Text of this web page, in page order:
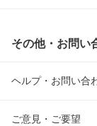
その他・お問い
ヘルプ・お問い合
ご意見・ご要望